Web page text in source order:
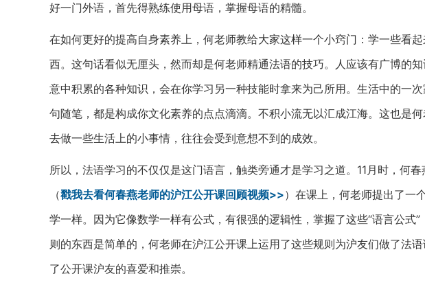
好一门外语，首先得熟练使用母语，掌握母语的精髓。
在如何更好的提高自身素养上，何老师教给大家这样一个小窍门：学一些看
西。这句话看似无厘头，然而却是何老师精通法语的技巧。人应该有广博的
意中积累的各种知识，会在你学习另一种技能时拿来为己所用。生活中的一
句随笔，都是构成你文化素养的点点滴滴。不积小流无以汇成江海。这也是
去做一些生活上的小事情，往往会受到意想不到的成效。
所以，法语学习的不仅仅是这门语言，触类旁通才是学习之道。11月时，何春
（戳我去看何春燕老师的沪江公开课回顾视频>>）在课上，何老师提出了一
学一样。因为它像数学一样有公式，有很强的逻辑性，掌握了这些“语言公式
则的东西是简单的，何老师在沪江公开课上运用了这些规则为沪友们做了法
了公开课沪友的喜爱和推崇。